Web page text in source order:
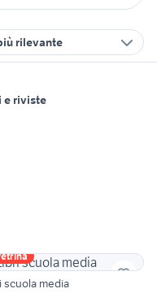
rilevante
e riviste
scuola media